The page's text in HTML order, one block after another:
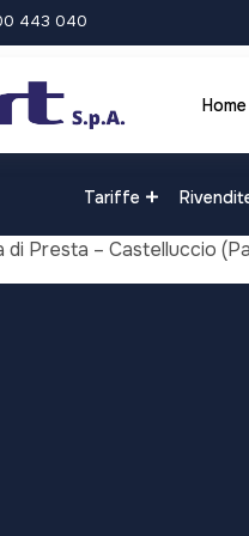
443 040
Home
Tariffe
di Presta – Castelluccio